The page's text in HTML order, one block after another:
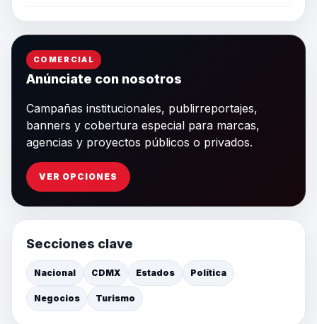
COMERCIAL
Anúnciate con nosotros
Campañas institucionales, publirreportajes,
banners y cobertura especial para marcas,
agencias y proyectos públicos o privados.
VER OPCIONES
Secciones clave
Nacional CDMX Estados Política
Negocios Turismo